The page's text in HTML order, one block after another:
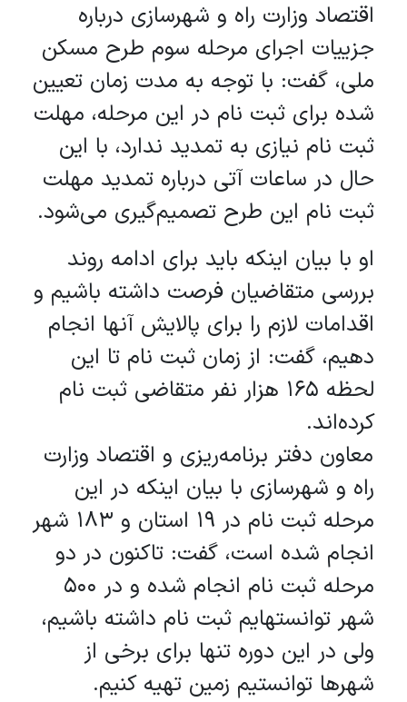
اقتصاد وزارت راه و شهرسازی درباره
جزییات اجرای مرحله سوم طرح مسکن
ملی، گفت: با توجه به مدت زمان تعیین
شده برای ثبت نام در این مرحله، مهلت
ثبت نام نیازی به تمدید ندارد، با این
حال در ساعات آتی درباره تمدید مهلت
ثبت نام این طرح تصمیم‌گیری می‌شود.
او با بیان اینکه باید برای ادامه روند
بررسی متقاضیان فرصت داشته باشیم و
اقدامات لازم را برای پالایش آنها انجام
دهیم، گفت: از زمان ثبت نام تا این
لحظه ۱۶۵ هزار نفر متقاضی ثبت نام
کرده‌اند.
معاون دفتر برنامه‌ریزی و اقتصاد وزارت
راه و شهرسازی با بیان اینکه در این
مرحله ثبت نام در ۱۹ استان و ۱۸۳ شهر
انجام شده است، گفت: تاکنون در دو
مرحله ثبت نام انجام شده و در ۵۰۰
شهر توانسته‎ایم ثبت نام داشته باشیم،
ولی در این دوره تنها برای برخی از
شهر‌ها توانستیم زمین تهیه کنیم.